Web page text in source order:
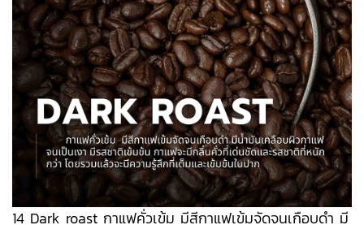
14 Dark roast กาแฟคั่วเข้ม มีสีกาแฟเข้มจัดจนเกือบดำ มี